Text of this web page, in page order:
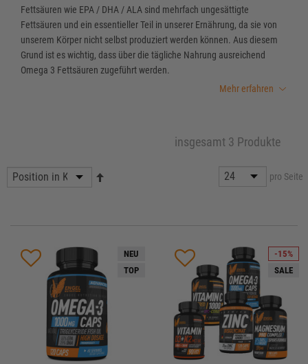
Fettsäuren wie EPA / DHA / ALA sind mehrfach ungesättigte
Fettsäuren und ein essentieller Teil in unserer Ernährung, da sie von
unserem Körper nicht selbst produziert werden können. Aus diesem
Grund ist es wichtig, dass über die tägliche Nahrung ausreichend
Omega 3 Fettsäuren zugeführt werden.
Mehr erfahren
insgesamt 3 Produkte
pro Seite
NEU
TOP
-15%
SALE